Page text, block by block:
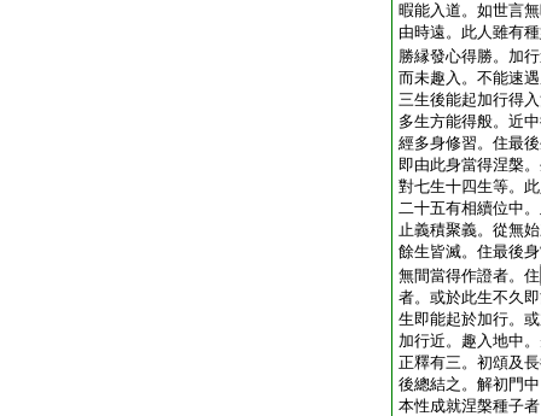
暇能入道。如世言
由時遠。此人雖有
勝縁發心得勝。加
而未趣入。不能速
三生後能起加行得
多生方能得般。近
經多身修習。住最
即由此身當得涅槃
對七生十四生等。
二十五有相續位中
止義積聚義。從無
餘生皆滅。住最後
無間當得作證者。住
者。或於此生不久
生即能起於加行。
加行近。趣入地中
正釋有三。初頌及
後總結之。解初門
本性成就涅槃種子